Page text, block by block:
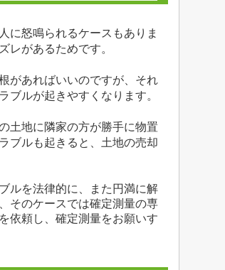
に怒鳴られるケースもありま
レがあるためです。
があればいいのですが、それ
ブルが起きやすくなります。
土地に隣家の方が勝手に物置
ブルも起きると、土地の売却
ルを法律的に、また円満に解
そのケースでは確定測量の専
依頼し、確定測量をお願いす